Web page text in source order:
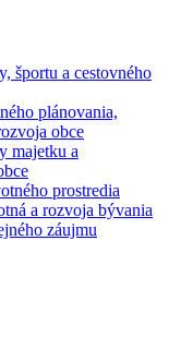
športu a cestovného
plánovania,
obce
majetku a
prostredia
a rozvoja bývania
záujmu